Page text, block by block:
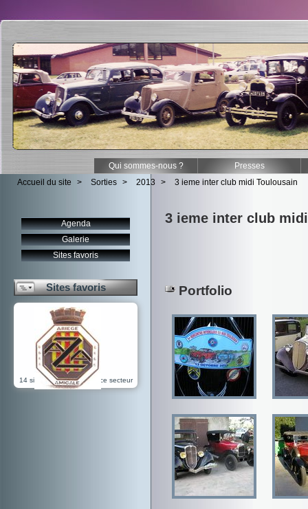
Qui sommes-nous ?
Presses
Accueil du site
> Sorties > 2013 > 3 ieme inter club midi Toulousain
3 ieme inter club
Portfolio
Agenda
Galerie
Sites favoris
Sites favoris
14 sites référencés dans ce secteur